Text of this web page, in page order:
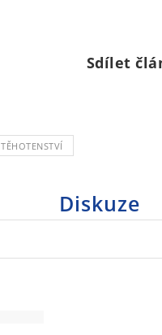
Sdílet
TĚHOTENSTVÍ
Diskuze